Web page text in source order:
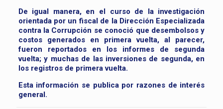
De igual manera, en el curso de la investigación
orientada por un fiscal de la Dirección Especializada
contra la Corrupción se conoció que desembolsos y
costos generados en primera vuelta, al parecer,
fueron reportados en los informes de segunda
vuelta; y muchas de las inversiones de segunda, en
los registros de primera vuelta.
Esta información se publica por razones de interés
general.